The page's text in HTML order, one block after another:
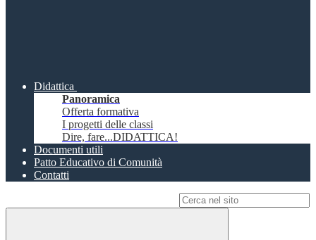
Didattica
Panoramica
Offerta formativa
I progetti delle classi
Dire, fare...DIDATTICA!
Documenti utili
Patto Educativo di Comunità
Contatti